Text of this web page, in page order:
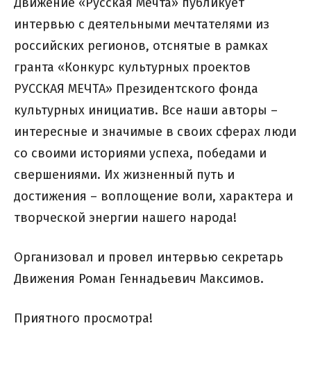
интервью с деятельными мечтателями из
российских регионов, отснятые в рамках
гранта «Конкурс культурных проектов
РУССКАЯ МЕЧТА» Президентского фонда
культурных инициатив. Все наши авторы –
интересные и значимые в своих сферах люди
со своими историями успеха, победами и
свершениями. Их жизненный путь и
достижения – воплощение воли, характера и
творческой энергии нашего народа!
Организовал и провел интервью секретарь
Движения Роман Геннадьевич Максимов.
Приятного просмотра!